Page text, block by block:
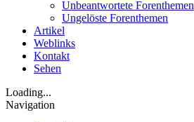
Unbeantwortete Forenthemen
Ungelöste Forenthemen
Artikel
Weblinks
Kontakt
Sehen
Loading...
Navigation